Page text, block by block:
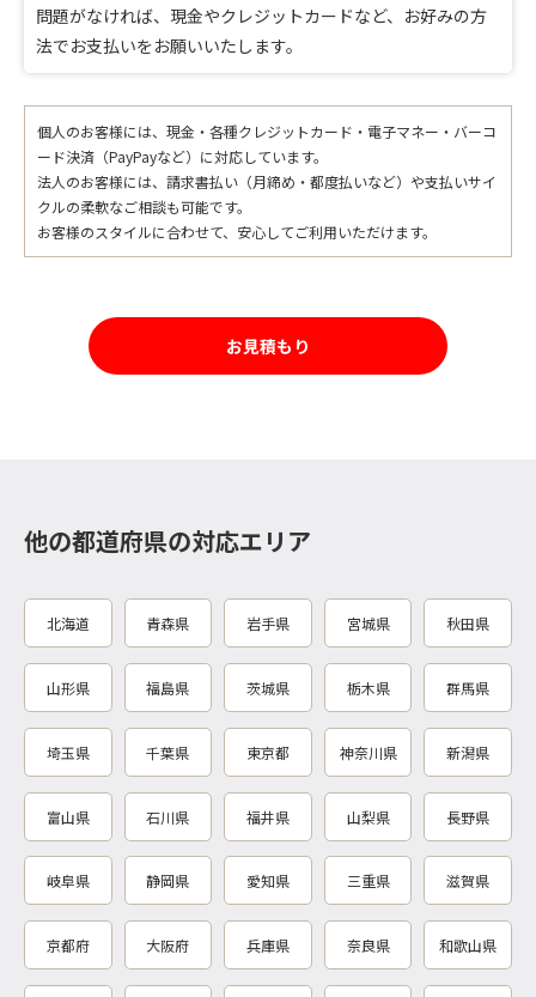
問題がなければ、現金やクレジットカードなど、お好みの方
法でお支払いをお願いいたします。
個人のお客様には、現金・各種クレジットカード・電子マネー・バーコ
ード決済（PayPayなど）に対応しています。
法人のお客様には、請求書払い（月締め・都度払いなど）や支払いサイ
クルの柔軟なご相談も可能です。
お客様のスタイルに合わせて、安心してご利用いただけます。
お見積もり
他の都道府県の対応エリア
北海道 青森県 岩手県 宮城県 秋田県
山形県 福島県 茨城県 栃木県 群馬県
埼玉県 千葉県 東京都 神奈川県 新潟県
富山県 石川県 福井県 山梨県 長野県
岐阜県 静岡県 愛知県 三重県 滋賀県
京都府 大阪府 兵庫県 奈良県 和歌山県